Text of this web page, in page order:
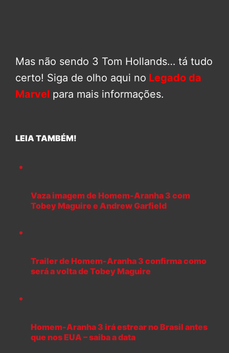
Mas não sendo 3 Tom Hollands… tá tudo
certo! Siga de olho aqui no Legado da
Marvel para mais informações.
LEIA TAMBÉM!
Vaza imagem de Homem-Aranha 3 com
Tobey Maguire e Andrew Garfield
Trailer de Homem-Aranha 3 confirma como
será a volta de Tobey Maguire
Homem-Aranha 3 irá estrear no Brasil antes
que nos EUA – saiba a data